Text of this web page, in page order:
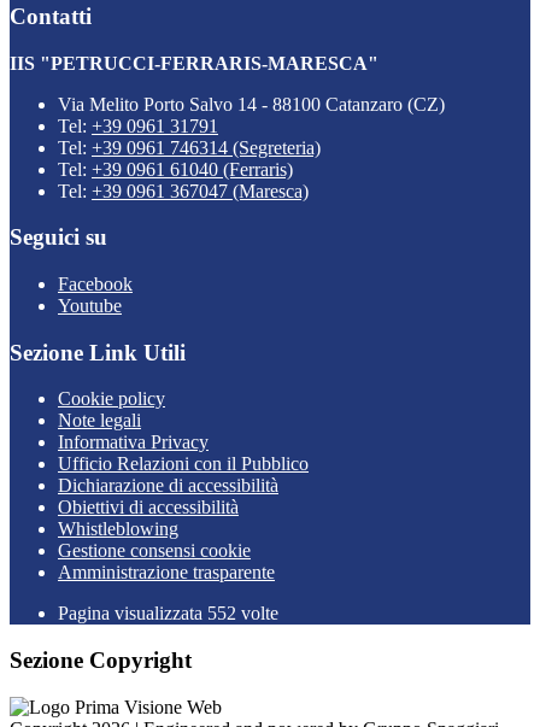
Contatti
IIS "PETRUCCI-FERRARIS-MARESCA"
Via Melito Porto Salvo 14 - 88100 Catanzaro (CZ)
Tel: +39 0961 31791
Tel: +39 0961 746314 (Segreteria)
Tel: +39 0961 61040 (Ferraris)
Tel: +39 0961 367047 (Maresca)
Seguici su
Facebook
Youtube
Sezione Link Utili
Cookie policy
Note legali
Informativa Privacy
Ufficio Relazioni con il Pubblico
Dichiarazione di accessibilità
Obiettivi di accessibilità
Whistleblowing
Gestione consensi cookie
Amministrazione trasparente
Pagina visualizzata 552 volte
Sezione Copyright